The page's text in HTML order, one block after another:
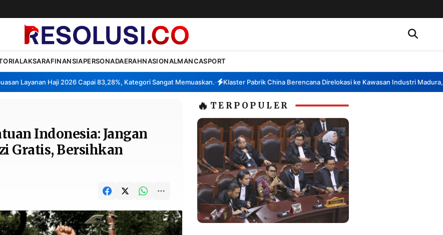
AKSARAFINANSIAPERSONADAERAHNASIONALMANCASPORT
Layanan Haji 2026 Capai 83,28%, Kategori Sangat Memuaskan.• Klaster Pabrik China Berencana Direlokasi ke Kawasan Industri Madura,
Indonesia: Jangan
Gratis, Bersihkan
🔥 TERPOPULER